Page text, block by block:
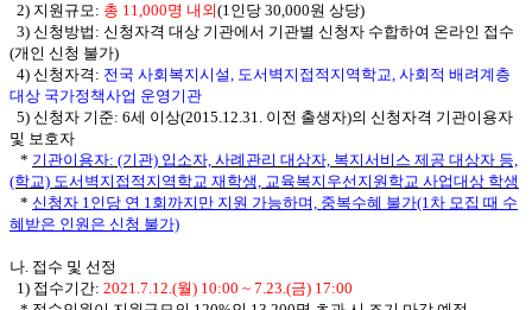
2) 지원규모: 총 11,000명 내외(1인당 30,000원 상당)
3) 신청방법: 신청자격 대상 기관에서 기관별 신청자 수합하여 온라인 접수
(개인 신청 불가)
4) 신청자격: 전국 사회복지시설, 도서벽지접적지역학교, 사회적 배려계층
대상 국가정책사업 운영기관
5) 신청자 기준: 6세 이상(2015.12.31. 이전 출생자)의 신청자격 기관이용자
및 보호자
* 기관이용자: (기관) 입소자, 사례관리 대상자, 복지서비스 제공 대상자 등,
(학교) 도서벽지접적지역학교 재학생, 교육복지우선지원학교 사업대상 학생
* 신청자 1인당 연 1회까지만 지원 가능하며, 중복수혜 불가(1차 모집 때 수
혜받은 인원은 신청 불가)
나. 접수 및 선정
1) 접수기간: 2021.7.12.(월) 10:00 ~ 7.23.(금) 17:00